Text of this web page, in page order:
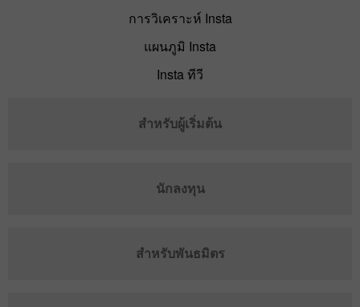
การวิเคราะห์ Insta
แผนภูมิ Insta
Insta ทีวี
สำหรับผู้เริ่มต้น
นักลงทุน
สำหรับพันธมิตร